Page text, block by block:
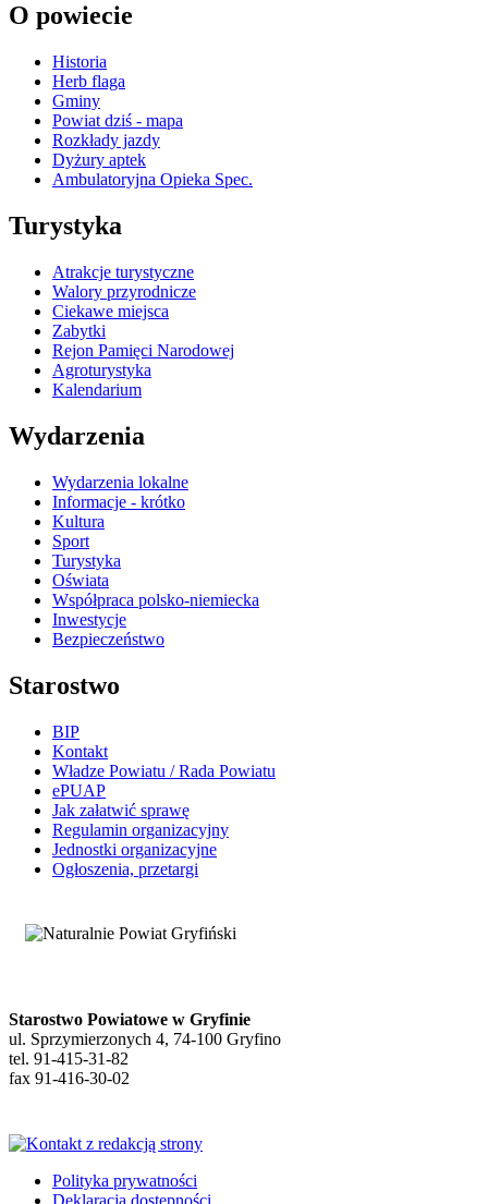
O powiecie
Historia
Herb flaga
Gminy
Powiat dziś - mapa
Rozkłady jazdy
Dyżury aptek
Ambulatoryjna Opieka Spec.
Turystyka
Atrakcje turystyczne
Walory przyrodnicze
Ciekawe miejsca
Zabytki
Rejon Pamięci Narodowej
Agroturystyka
Kalendarium
Wydarzenia
Wydarzenia lokalne
Informacje - krótko
Kultura
Sport
Turystyka
Oświata
Współpraca polsko-niemiecka
Inwestycje
Bezpieczeństwo
Starostwo
BIP
Kontakt
Władze Powiatu / Rada Powiatu
ePUAP
Jak załatwić sprawę
Regulamin organizacyjny
Jednostki organizacyjne
Ogłoszenia, przetargi
Starostwo Powiatowe w Gryfinie
ul. Sprzymierzonych 4, 74-100 Gryfino
tel. 91-415-31-82
fax 91-416-30-02
Polityka prywatności
Deklaracja dostępności